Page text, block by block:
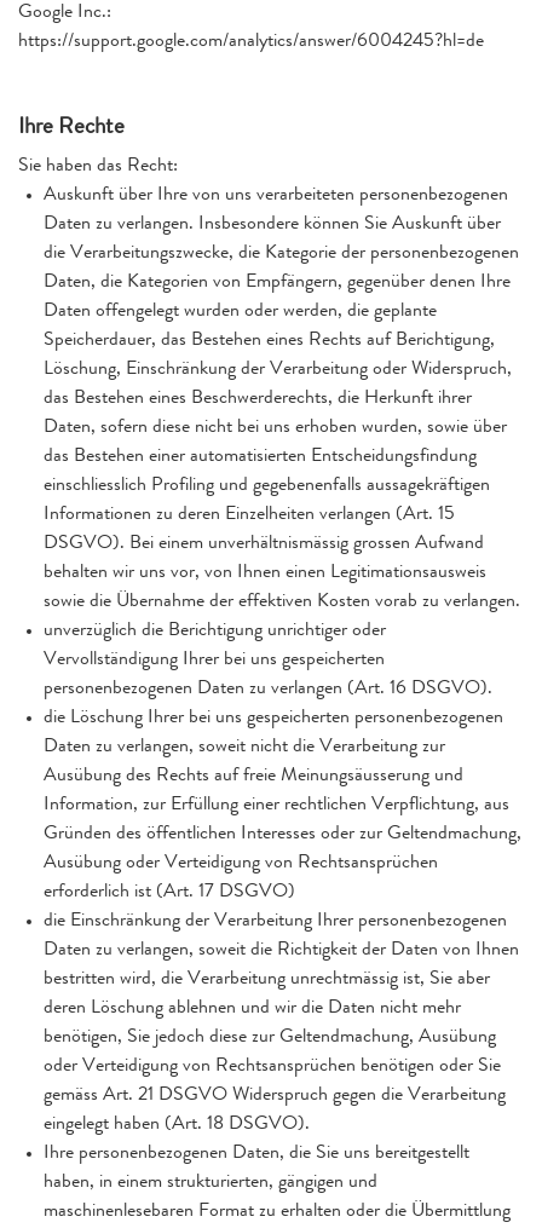
Google Inc.:
https://support.google.com/analytics/answer/6004245?hl=de
Ihre Rechte
Sie haben das Recht:
Auskunft über Ihre von uns verarbeiteten personenbezogenen
Daten zu verlangen. Insbesondere können Sie Auskunft über
die Verarbeitungszwecke, die Kategorie der personenbezogenen
Daten, die Kategorien von Empfängern, gegenüber denen Ihre
Daten offengelegt wurden oder werden, die geplante
Speicherdauer, das Bestehen eines Rechts auf Berichtigung,
Löschung, Einschränkung der Verarbeitung oder Widerspruch,
das Bestehen eines Beschwerderechts, die Herkunft ihrer
Daten, sofern diese nicht bei uns erhoben wurden, sowie über
das Bestehen einer automatisierten Entscheidungsfindung
einschliesslich Profiling und gegebenenfalls aussagekräftigen
Informationen zu deren Einzelheiten verlangen (Art. 15
DSGVO). Bei einem unverhältnismässig grossen Aufwand
behalten wir uns vor, von Ihnen einen Legitimationsausweis
sowie die Übernahme der effektiven Kosten vorab zu verlangen.
unverzüglich die Berichtigung unrichtiger oder
Vervollständigung Ihrer bei uns gespeicherten
personenbezogenen Daten zu verlangen (Art. 16 DSGVO).
die Löschung Ihrer bei uns gespeicherten personenbezogenen
Daten zu verlangen, soweit nicht die Verarbeitung zur
Ausübung des Rechts auf freie Meinungsäusserung und
Information, zur Erfüllung einer rechtlichen Verpflichtung, aus
Gründen des öffentlichen Interesses oder zur Geltendmachung,
Ausübung oder Verteidigung von Rechtsansprüchen
erforderlich ist (Art. 17 DSGVO)
die Einschränkung der Verarbeitung Ihrer personenbezogenen
Daten zu verlangen, soweit die Richtigkeit der Daten von Ihnen
bestritten wird, die Verarbeitung unrechtmässig ist, Sie aber
deren Löschung ablehnen und wir die Daten nicht mehr
benötigen, Sie jedoch diese zur Geltendmachung, Ausübung
oder Verteidigung von Rechtsansprüchen benötigen oder Sie
gemäss Art. 21 DSGVO Widerspruch gegen die Verarbeitung
eingelegt haben (Art. 18 DSGVO).
Ihre personenbezogenen Daten, die Sie uns bereitgestellt
haben, in einem strukturierten, gängigen und
maschinenlesebaren Format zu erhalten oder die Übermittlung